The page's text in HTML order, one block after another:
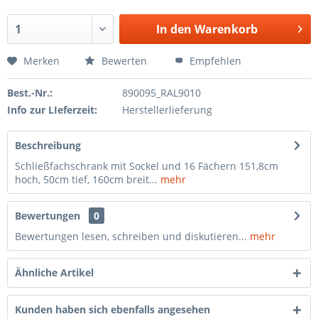
In den Warenkorb
Merken Bewerten Empfehlen
Best.-Nr.:
890095_RAL9010
Info zur LIeferzeit:
Herstellerlieferung
Beschreibung
Schließfachschrank mit Sockel und 16 Fächern 151,8cm
hoch, 50cm tief, 160cm breit... mehr
Bewertungen
0
Bewertungen lesen, schreiben und diskutieren... mehr
Ähnliche Artikel
Kunden haben sich ebenfalls angesehen